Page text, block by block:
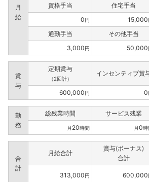
月
給
資格手当 住宅手当
0円 15,000
通勤手当
その他手当
3,000円 50,000
賞
与
定期賞与
（2回計）
インセンティブ賞
600,000円 0
勤
務
総残業時間 サービス残業
月 20時間 月0時
合
計
月給合計
賞与(ボーナス)
合計
313,000円 600,000